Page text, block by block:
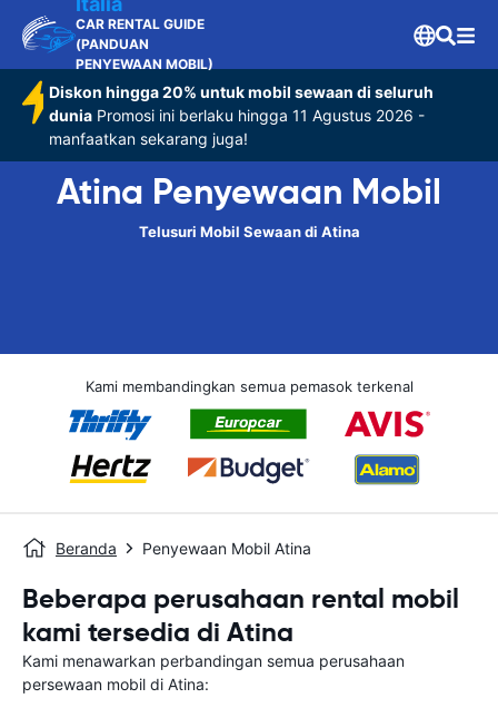
CAR RENTAL GUIDE
(PANDUAN
PENYEWAAN MOBIL)
Diskon hingga 20% untuk mobil sewaan di seluruh
dunia Promosi ini berlaku hingga 11 Agustus 2026 -
manfaatkan sekarang juga!
Atina Penyewaan Mobil
Telusuri Mobil Sewaan di Atina
Kami membandingkan semua pemasok terkenal
Beranda Penyewaan Mobil Atina
Beberapa perusahaan rental mobil
kami tersedia di Atina
Kami menawarkan perbandingan semua perusahaan
persewaan mobil di Atina: